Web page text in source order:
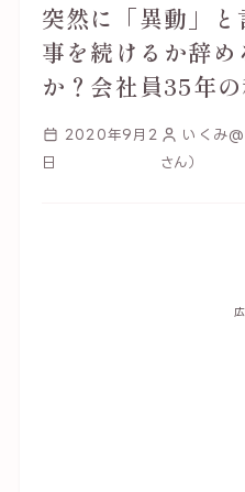
突然に「異動」
事を続けるか辞め
か？会社員35年
2020年9月2
日
いくみ
さん）